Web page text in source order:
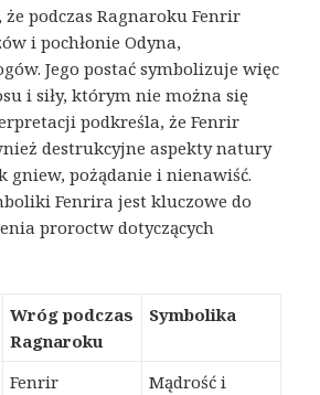
podczas Ragnaroku Fenrir
i pochłonie Odyna,
Jego postać symbolizuje więc
i siły, którym nie można się
podkreśla, że Fenrir
destrukcyjne aspekty natury
gniew, pożądanie i nienawiść.
Fenrira jest kluczowe do
proroctw dotyczących
Wróg podczas
Ragnaroku
Symbolika
Fenrir
Mądrość i